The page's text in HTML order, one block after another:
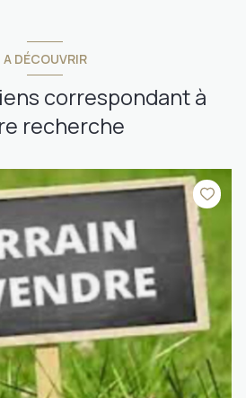
A DÉCOUVRIR
correspondant à
recherche